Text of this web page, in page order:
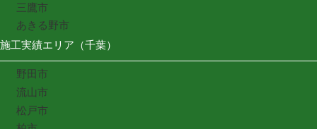
三鷹市
あきる野市
施工実績エリア（千葉）
野田市
流山市
松戸市